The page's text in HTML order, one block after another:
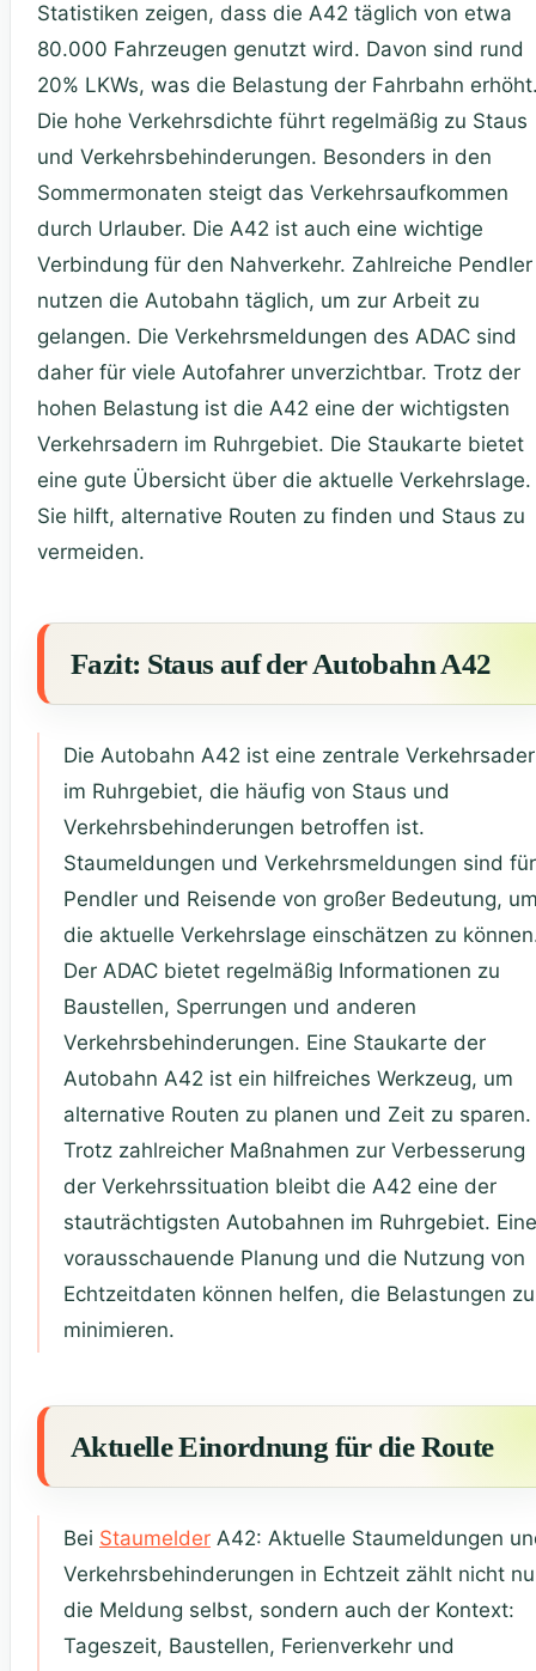
Statistiken zeigen, dass die A42 täglich von etwa
80.000 Fahrzeugen genutzt wird. Davon sind rund
20% LKWs, was die Belastung der Fahrbahn
Die hohe Verkehrsdichte führt regelmäßig zu Staus
und Verkehrsbehinderungen. Besonders in den
Sommermonaten steigt das Verkehrsaufkommen
durch Urlauber. Die A42 ist auch eine wichtige
Verbindung für den Nahverkehr. Zahlreiche Pendler
nutzen die Autobahn täglich, um zur Arbeit zu
gelangen. Die Verkehrsmeldungen des ADAC sind
daher für viele Autofahrer unverzichtbar. Trotz der
hohen Belastung ist die A42 eine der wichtigsten
Verkehrsadern im Ruhrgebiet. Die Staukarte bietet
eine gute Übersicht über die aktuelle Verkehrslage.
Sie hilft, alternative Routen zu finden und Staus zu
vermeiden.
Fazit: Staus auf der Autobahn A42
Die Autobahn A42 ist eine zentrale Verkehrsader
im Ruhrgebiet, die häufig von Staus und
Verkehrsbehinderungen betroffen ist.
Staumeldungen und Verkehrsmeldungen sind für
Pendler und Reisende von großer Bedeutung,
die aktuelle Verkehrslage einschätzen zu
Der ADAC bietet regelmäßig Informationen zu
Baustellen, Sperrungen und anderen
Verkehrsbehinderungen. Eine Staukarte der
Autobahn A42 ist ein hilfreiches Werkzeug, um
alternative Routen zu planen und Zeit zu sparen.
Trotz zahlreicher Maßnahmen zur Verbesserung
der Verkehrssituation bleibt die A42 eine der
stauträchtigsten Autobahnen im Ruhrgebiet. Eine
vorausschauende Planung und die Nutzung von
Echtzeitdaten können helfen, die Belastungen zu
minimieren.
Aktuelle Einordnung für die Route
Bei Staumelder A42: Aktuelle Staumeldungen
Verkehrsbehinderungen in Echtzeit zählt nicht
die Meldung selbst, sondern auch der Kontext:
Tageszeit, Baustellen, Ferienverkehr und